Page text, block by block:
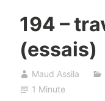
194 –
(essais)
Maud Assila
1 Minute